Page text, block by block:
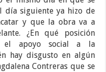
día siguiente ya hizo de
y que la obra va a
¿En qué posición
el apoyo social a la
hay disgusto en algún
Contreras que se